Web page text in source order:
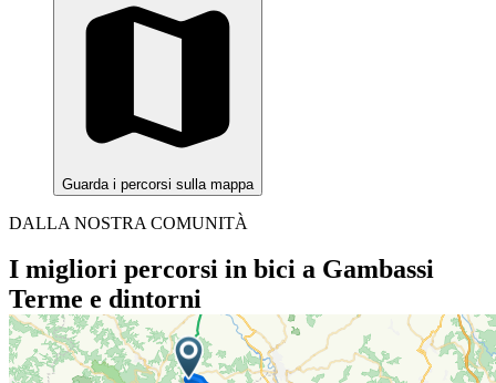
Guarda i percorsi sulla mappa
DALLA NOSTRA COMUNITÀ
I migliori percorsi in bici a Gambassi
Terme e dintorni